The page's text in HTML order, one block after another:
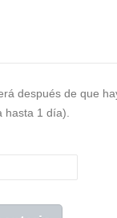
después de que
hasta 1 día).